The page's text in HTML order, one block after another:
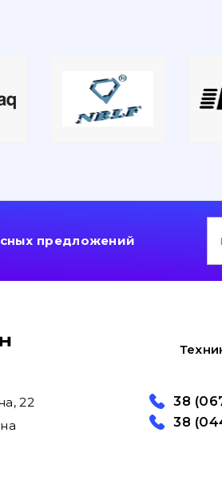
предложений
22
38
38